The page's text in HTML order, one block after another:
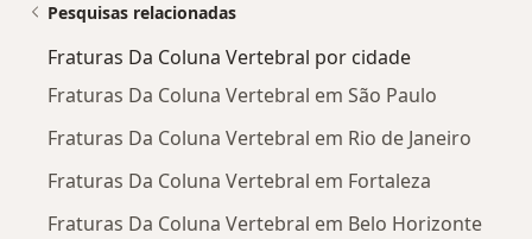
Pesquisas relacionadas
Fraturas Da Coluna Vertebral por cidade
Fraturas Da Coluna Vertebral em São Paulo
Fraturas Da Coluna Vertebral em Rio de Janeiro
Fraturas Da Coluna Vertebral em Fortaleza
Fraturas Da Coluna Vertebral em Belo Horizonte